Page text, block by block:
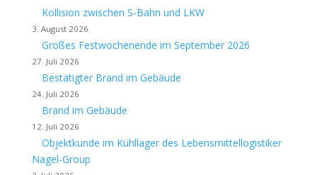
Kollision zwischen S-Bahn und LKW
3. August 2026
Großes Festwochenende im September 2026
27. Juli 2026
Bestätigter Brand im Gebäude
24. Juli 2026
Brand im Gebäude
12. Juli 2026
Objektkunde im Kühllager des Lebensmittellogistiker
Nagel-Group